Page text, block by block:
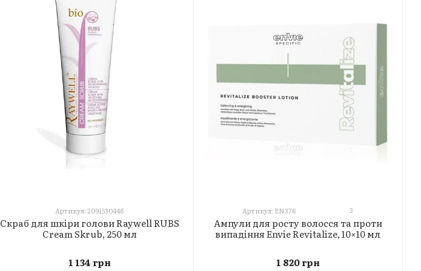
Артикул: 2091530446
Скраб для шкіри голови Raywell RUBS
Cream Skrub, 250 мл
1 134 грн
Артикул: EN376 3
Ампули для росту волосся та проти
випадіння Envie Revitalize, 10×10 мл
1 820 грн